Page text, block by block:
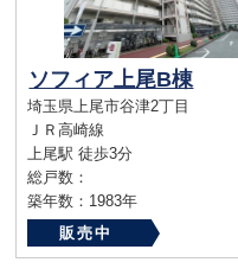
ソフィア上尾B棟
埼玉県上尾市谷津2丁目
ＪＲ高崎線
上尾駅 徒歩3分
総戸数：
築年数：1983年
販売中